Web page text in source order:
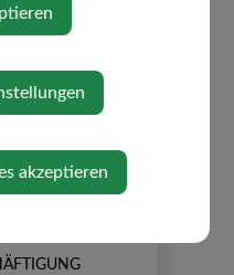
akzeptieren